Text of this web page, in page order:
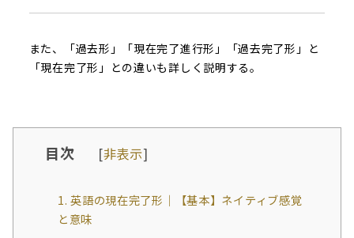
また、「過去形」「現在完了進行形」「過去完了形」と
「現在完了形」との違いも詳しく説明する。
目次 [非表示]
1. 英語の現在完了形｜【基本】ネイティブ感覚
と意味